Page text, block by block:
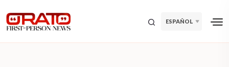
ESPAÑOL